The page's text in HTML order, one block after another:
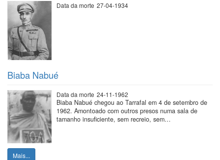
Data da morte 27-04-1934
Biaba Nabué
Data da morte 24-11-1962
Biaba Nabué chegou ao Tarrafal em 4 de setembro de
1962. Amontoado com outros presos numa sala de
tamanho insuficiente, sem recreio, sem…
Mais...